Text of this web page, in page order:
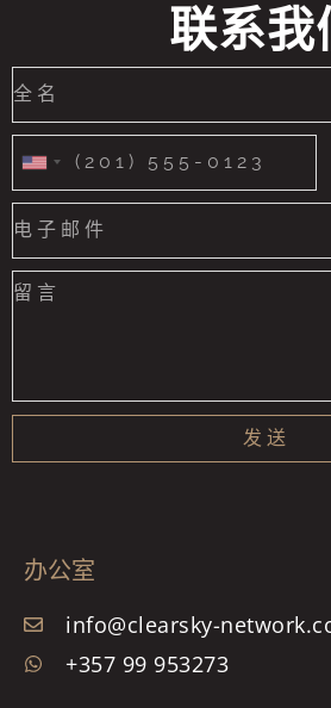
联系我
United
States
+1
发送
办公室
info@clearsky-
+357 99 953273